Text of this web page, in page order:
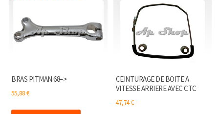
BRAS PITMAN 68–>
55,88€
CEINTURAGE DE BOITE A
VITESSE ARRIERE AVEC CTC
47,74€